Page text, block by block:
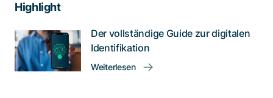
Highlight
Der vollständige Guide zur digitalen
Identifikation
Weiterlesen